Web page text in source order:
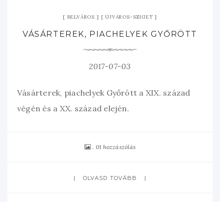
BELVÁROS ÚJVÁROS-SZIGET
VÁSÁRTEREK, PIACHELYEK GYŐRÖTT
2017-07-03
Vásárterek, piachelyek Győrött a XIX. század
végén és a XX. század elején.
01 hozzászólás
OLVASD TOVÁBB